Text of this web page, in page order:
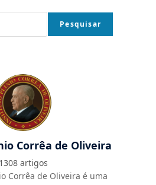
Pesquisar
Corrêa de Oliveira
1308 artigos
Corrêa de Oliveira é uma